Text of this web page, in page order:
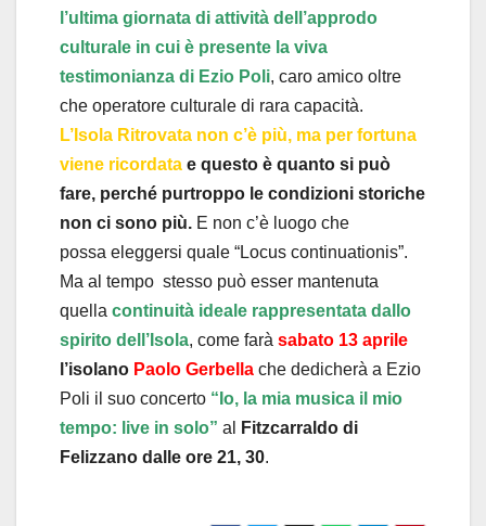
l’ultima giornata di attività dell’approdo
culturale in cui è presente la viva
testimonianza di Ezio Poli, caro amico oltre
che operatore culturale di rara capacità.
L’Isola Ritrovata non c’è più, ma per fortuna
viene ricordata e questo è quanto si può
fare, perché purtroppo le condizioni storiche
non ci sono più. E non c’è luogo che
possa eleggersi quale “Locus continuationis”.
Ma al tempo stesso può esser mantenuta
quella continuità ideale rappresentata dallo
spirito dell’Isola, come farà sabato 13 aprile
l’isolano Paolo Gerbella che dedicherà a Ezio
Poli il suo concerto “Io, la mia musica il mio
tempo: live in solo” al
Fitzcarraldo di
Felizzano dalle ore 21, 30.